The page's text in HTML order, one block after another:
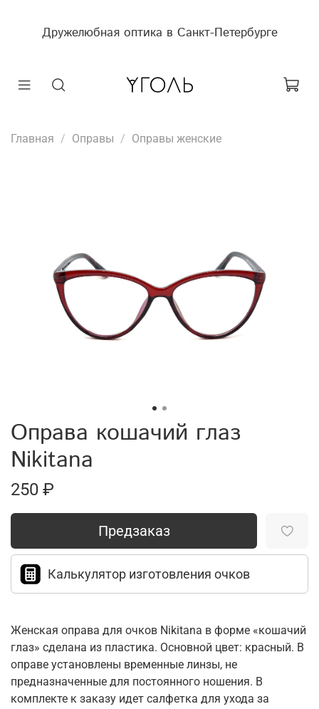
Дружелюбная оптика в Санкт-Петербурге
Главная Оправы Оправы женские
Оправа кошачий глаз
Nikitana
250 ₽
Предзаказ
Калькулятор изготовления очков
Женская оправа для очков Nikitana в форме «кошачий
глаз» сделана из пластика. Основной цвет: красный. В
оправе установлены временные линзы, не
предназначенные для постоянного ношения. В
комплекте к заказу идет салфетка для ухода за